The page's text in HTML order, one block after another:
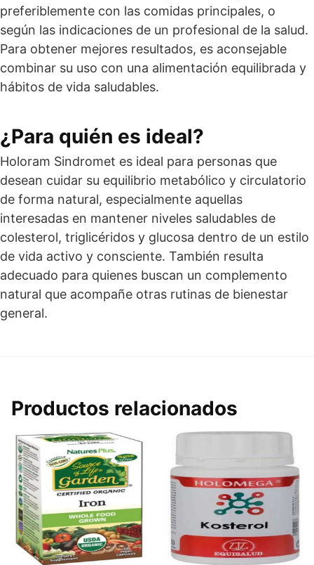
preferiblemente con las comidas principales, o
según las indicaciones de un profesional de la salud.
Para obtener mejores resultados, es aconsejable
combinar su uso con una alimentación equilibrada y
hábitos de vida saludables.
¿Para quién es ideal?
Holoram Sindromet es ideal para personas que
desean cuidar su equilibrio metabólico y circulatorio
de forma natural, especialmente aquellas
interesadas en mantener niveles saludables de
colesterol, triglicéridos y glucosa dentro de un estilo
de vida activo y consciente. También resulta
adecuado para quienes buscan un complemento
natural que acompañe otras rutinas de bienestar
general.
Productos relacionados